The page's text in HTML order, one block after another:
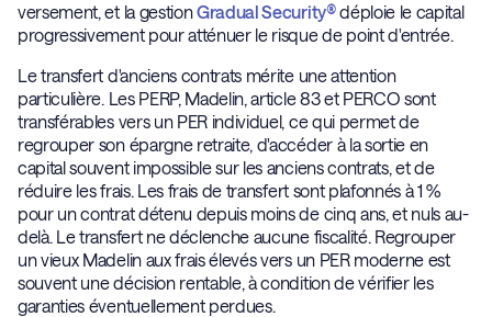
versement, et la gestionGradual Security®déploie le capital
progressivement pour atténuer le risque de point d'entrée.
Le transfert d'anciens contrats mérite une attention
particulière. Les PERP, Madelin, article 83 et PERCO sont
transférables vers un PER individuel, ce qui permet de
regrouper son épargne retraite, d'accéder à la sortie en
capital souvent impossible sur les anciens contrats, et de
réduire les frais. Les frais de transfert sont plafonnés à 1 %
pour un contrat détenu depuis moins de cinq ans, et nuls au-
delà. Le transfert ne déclenche aucune fiscalité. Regrouper
un vieux Madelin aux frais élevés vers un PER moderne est
souvent une décision rentable, à condition de vérifier les
garanties éventuellement perdues.